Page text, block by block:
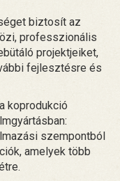
biztosít az
professzionális
projektjeiket,
fejlesztésre és
koprodukció
szempontból
amelyek több